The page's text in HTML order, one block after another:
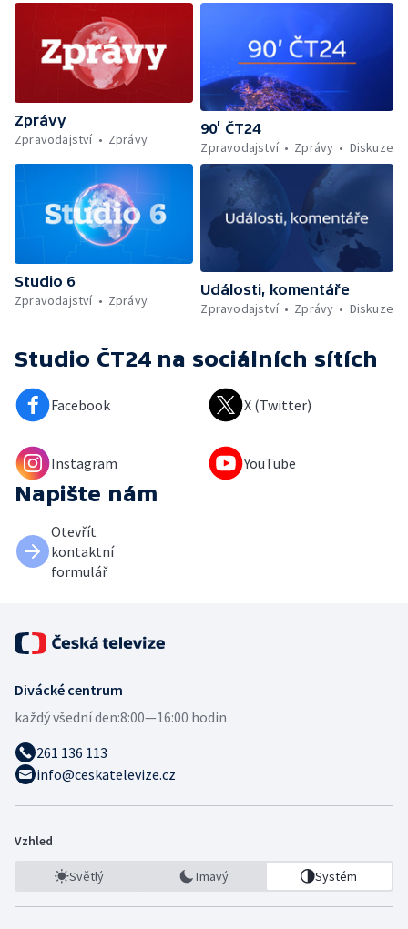
Zprávy
Zpravodajství
Zprávy
90’ ČT24
Zpravodajství
Zprávy Diskuze
Studio 6
Zpravodajství
Zprávy
Události, komentáře
Zpravodajství
Zprávy Diskuze
Studio ČT24 na sociálních sítích
Facebook X (Twitter)
Instagram YouTube
Napište nám
Otevřít
kontaktní
formulář
Divácké centrum
každý všední den:8:00—16:00 hodin
261 136 113
info@ceskatelevize.cz
Vzhled
Světlý Tmavý Systém